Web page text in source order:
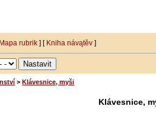
Mapa rubrik ] [ Kniha návątěv ]
> Klávesnice, myši
Klávesnice,